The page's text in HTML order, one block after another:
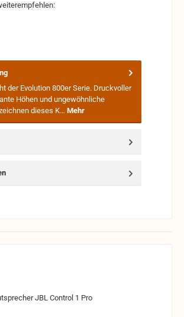
der Evolution 800er Serie. Druckvoller
Höhen und ungewöhnliche
dieses K… Mehr